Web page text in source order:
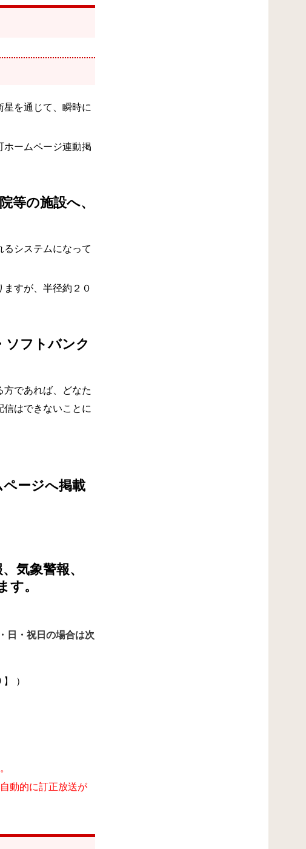
を通じて、瞬時に
ホームページ連動掲
等の施設へ、
システムになって
すが、半径約２０
ソフトバンク
であれば、どなた
はできないことに
ージへ掲載
気象警報、
。
日・祝日の場合は次
）
動的に訂正放送が